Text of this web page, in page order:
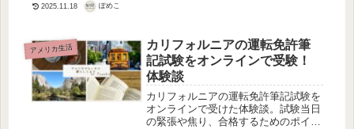
2025.11.18 ぽめこ
アメリカ生活
カリフォルニアの運転免許筆
記試験をオンラインで受験！
体験談
カリフォルニアの運転免許筆記試験を
オンラインで受けた体験談。試験当日
の緊張や焦り、合格するためのポイン